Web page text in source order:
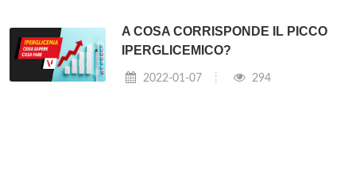
A COSA CORRISPONDE IL PICCO
IPERGLICEMICO?
2022-01-07 294